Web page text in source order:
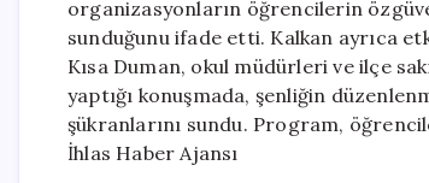
organizasyonların öğrencilerin
sunduğunu ifade etti. Kalkan ayrıca
Kısa Duman, okul müdürleri ve ilçe
yaptığı konuşmada, şenliğin
şükranlarını sundu. Program,
İhlas Haber Ajansı